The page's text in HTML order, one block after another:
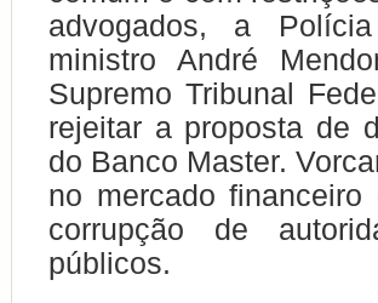
advogados, a
ministro André
Supremo Tribunal
rejeitar a proposta de
do Banco Master.
no mercado
corrupção de
públicos.